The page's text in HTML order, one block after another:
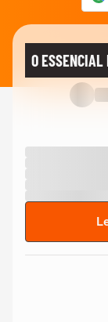
O ESSENCIAL